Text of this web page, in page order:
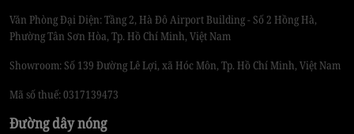
Văn Phòng Đại Diện: Tầng 2, Hà Đô Airport Building - Số 2 Hồng Hà,
Phường Tân Sơn Hòa, Tp. Hồ Chí Minh, Việt Nam
Showroom: Số 139 Đường Lê Lợi, xã Hóc Môn, Tp. Hồ Chí Minh, Việt Nam
Mã số thuế: 0317139473
Đường dây nóng